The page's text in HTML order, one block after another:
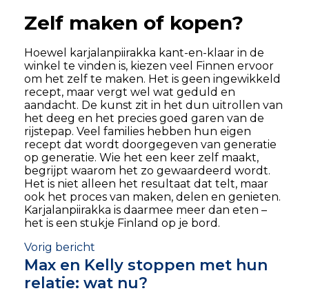
Zelf maken of kopen?
Hoewel karjalanpiirakka kant-en-klaar in de
winkel te vinden is, kiezen veel Finnen ervoor
om het zelf te maken. Het is geen ingewikkeld
recept, maar vergt wel wat geduld en
aandacht. De kunst zit in het dun uitrollen van
het deeg en het precies goed garen van de
rijstepap. Veel families hebben hun eigen
recept dat wordt doorgegeven van generatie
op generatie. Wie het een keer zelf maakt,
begrijpt waarom het zo gewaardeerd wordt.
Het is niet alleen het resultaat dat telt, maar
ook het proces van maken, delen en genieten.
Karjalanpiirakka is daarmee meer dan eten –
het is een stukje Finland op je bord.
Vorig bericht
Max en Kelly stoppen met hun
relatie: wat nu?